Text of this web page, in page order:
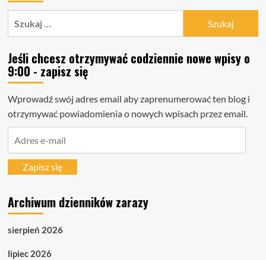
Jeśli chcesz otrzymywać codziennie nowe wpisy o
9:00 - zapisz się
Wprowadź swój adres email aby zaprenumerować ten blog i
otrzymywać powiadomienia o nowych wpisach przez email.
mailZapisz się
Archiwum dzienników zarazy
sierpień 2026
lipiec 2026